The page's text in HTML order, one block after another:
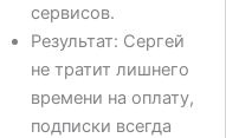
сервисов.
Результат: Сергей
не тратит лишнего
времени на оплату,
подписки всегда